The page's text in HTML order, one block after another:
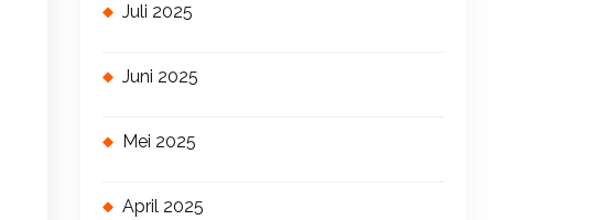
Juli 2025
Juni 2025
Mei 2025
April 2025